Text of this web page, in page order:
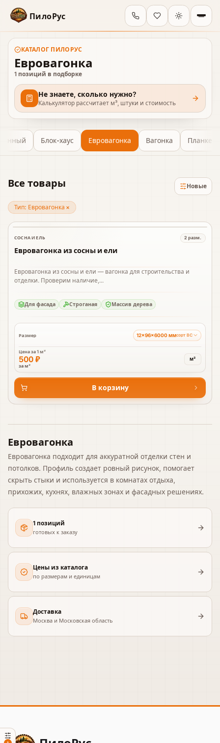
ПилоРус
КАТАЛОГ ПИЛОРУС
Евровагонка
1 позиций в подборке
Не знаете, сколько нужно?
Калькулятор рассчитает м³, штуки и стоимость
Блок-хаус Евровагонка Вагонка Планкен
Все товары Новые
Тип: Евровагонка ×
В наличии
СОСНА И ЕЛЬ 2 разм.
Евровагонка из сосны и ели
Евровагонка из сосны и ели — вагонка для строительства и
отделки. Проверим наличие,...
Для фасада Строганая Массив дерева
Размер 12×96×6000 ммсорт BC
Цена за1 м²
500 ₽
за м²
м²
В корзину
Евровагонка
Евровагонка подходит для аккуратной отделки стен и
потолков. Профиль создает ровный рисунок, помогает
скрыть стыки и используется в комнатах отдыха,
прихожих, кухнях, влажных зонах и фасадных решениях.
1 позиций
готовых к заказу
Цены из каталога
по размерам и единицам
Доставка
Москва и Московская область